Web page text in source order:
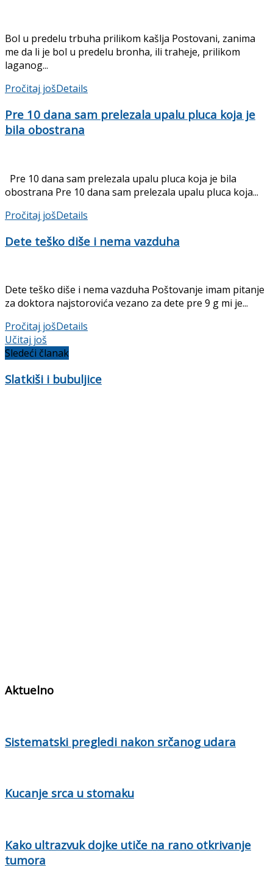
Bol u predelu trbuha prilikom kašlja Postovani, zanima
me da li je bol u predelu bronha, ili traheje, prilikom
laganog...
Pročitaj jošDetails
Pre 10 dana sam prelezala upalu pluca koja je
bila obostrana
Pre 10 dana sam prelezala upalu pluca koja je bila
obostrana Pre 10 dana sam prelezala upalu pluca koja...
Pročitaj jošDetails
Dete teško diše i nema vazduha
Dete teško diše i nema vazduha Poštovanje imam pitanje
za doktora najstorovića vezano za dete pre 9 g mi je...
Pročitaj jošDetails
Učitaj još
Sledeći članak
Slatkiši i bubuljice
Aktuelno
Sistematski pregledi nakon srčanog udara
Kucanje srca u stomaku
Kako ultrazvuk dojke utiče na rano otkrivanje
tumora